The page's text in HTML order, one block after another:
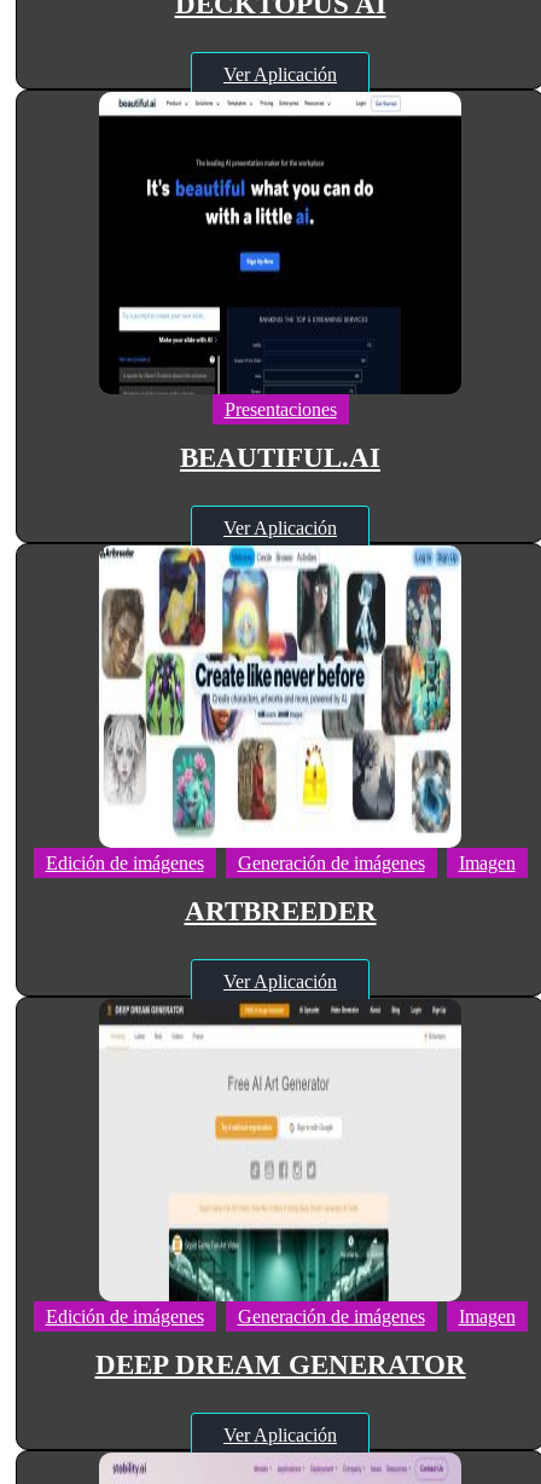
Ver Aplicación
Presentaciones
BEAUTIFUL.AI
Ver Aplicación
Edición de imágenes Generación de imágenes Imagen
ARTBREEDER
Ver Aplicación
Edición de imágenes Generación de imágenes Imagen
DEEP DREAM GENERATOR
Ver Aplicación